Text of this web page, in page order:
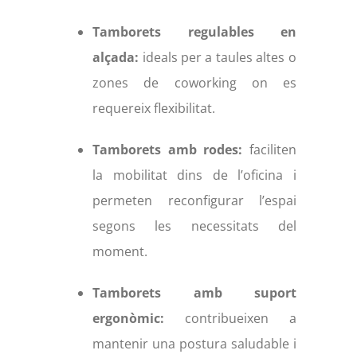
Tamborets regulables en
alçada: ideals per a taules altes o
zones de coworking on es
requereix flexibilitat.
Tamborets amb rodes: faciliten
la mobilitat dins de l’oficina i
permeten reconfigurar l’espai
segons les necessitats del
moment.
Tamborets amb suport
ergonòmic: contribueixen a
mantenir una postura saludable i